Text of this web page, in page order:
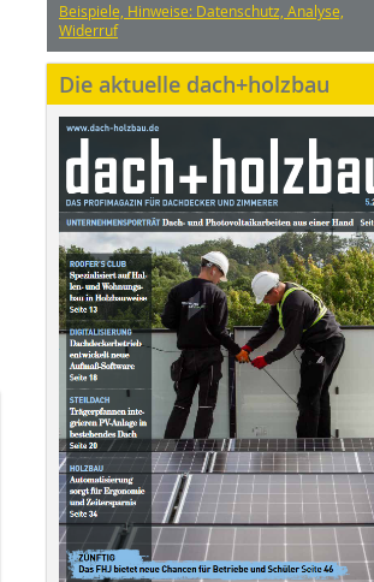
Beispiele, Hinweise: Datenschutz, Analyse,
Widerruf
Die aktuelle dach+holzbau